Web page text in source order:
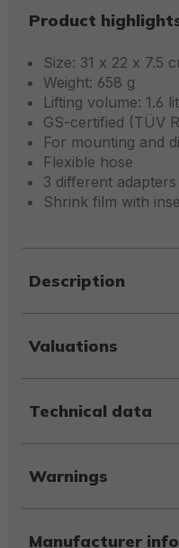
Product
Size: 31 x 22 x 7.5
Weight: 658 g
Lifting volume: 1.6
GS-certified (TÜV
For mounting and
Flexible hose
3 different
Shrink film with
Description
Valuations
Technical data
Warnings
Manufacturer